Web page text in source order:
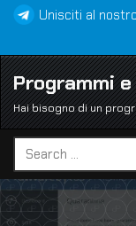
al
contenuto
Unisciti al
Programmi
Hai bisogno di un